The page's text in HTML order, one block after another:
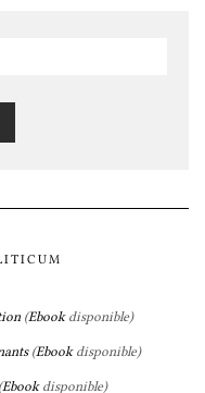
(Ebookdisponible)
(Ebookdisponible)
Ebookdisponible)